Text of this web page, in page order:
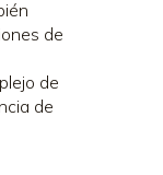
de
de
de